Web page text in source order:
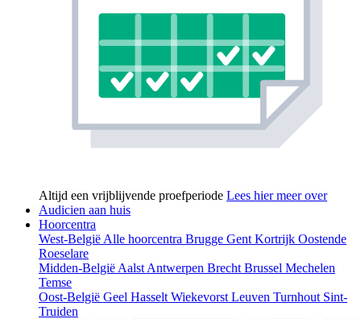
Altijd een vrijblijvende proefperiode Lees hier meer over
Audicien aan huis
Hoorcentra
West-België Alle hoorcentra Brugge Gent Kortrijk Oostende
Roeselare
Midden-België Aalst Antwerpen Brecht Brussel Mechelen
Temse
Oost-België Geel Hasselt Wiekevorst Leuven Turnhout Sint-
Truiden